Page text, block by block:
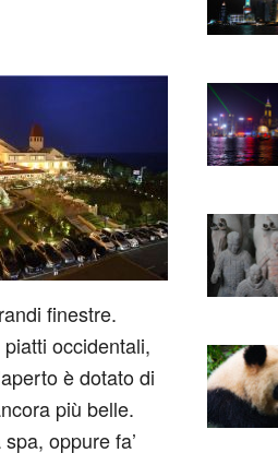
finestre.
occidentali,
è dotato di
più belle.
oppure fa’